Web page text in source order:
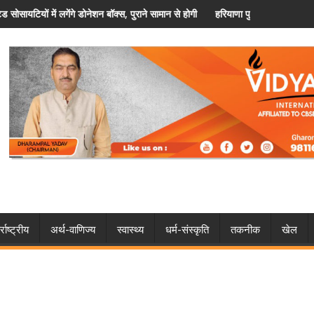
से होगी जरूरतमंदों की मदद
हरियाणा पुलिस में कांस्टेबल प्रमोशन प्रक्रिया शुरू, विशेष कोटे से मिलेगा मौका
अर्थ-वाणिज्य स्वास्थ्य धर्म-संस्कृति तकनीक खेल